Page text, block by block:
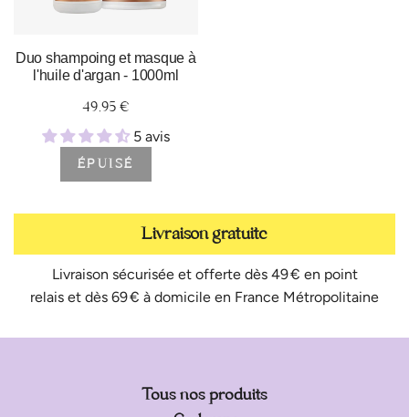
Duo shampoing et masque à
l'huile d'argan - 1000ml
49,95 €
5 avis
ÉPUISÉ
Livraison gratuite
Livraison sécurisée et offerte dès 49 € en point
relais et dès 69 € à domicile en France Métropolitaine
Tous nos produits